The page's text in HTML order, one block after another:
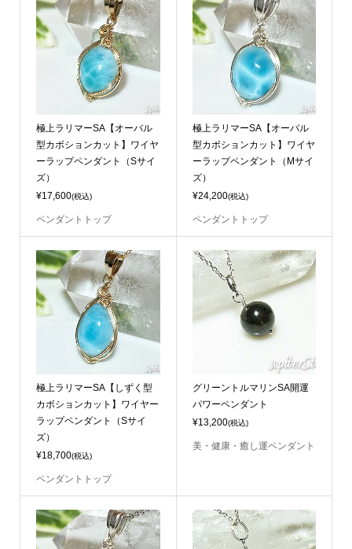
極上ラリマーSA【オーバル
型カボションカット】ワイヤ
ーラップペンダント（Sサイ
ズ）
¥17,600(税込)
ペンダントトップ
極上ラリマーSA【オーバル
型カボションカット】ワイヤ
ーラップペンダント（Mサイ
ズ）
¥24,200(税込)
ペンダントトップ
極上ラリマーSA【しずく型
カボションカット】ワイヤー
ラップペンダント（Sサイ
ズ）
¥18,700(税込)
ペンダントトップ
グリーントルマリンSA開運
パワーペンダント
¥13,200(税込)
美・健康・癒し運ペンダント